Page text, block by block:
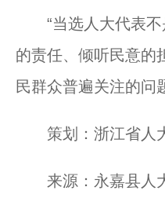
“当选人大代表不
的责任、倾听民意的
民群众普遍关注的问
策划：浙江省人大
来源：永嘉县人